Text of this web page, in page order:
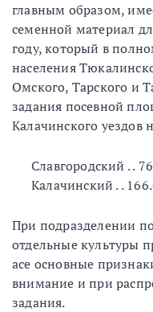
главным образом,
семенной материал
году, который в
населения
Омского, Тарского и
задания посевной
Калачинского уездов
Славгородский . .
Калачинский . .
При подразделении
отдельные культуры
асе основные
внимание и при
задания.